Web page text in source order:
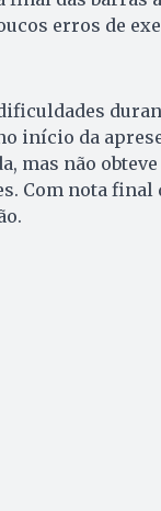
erros de
início da
mas não
Com nota final